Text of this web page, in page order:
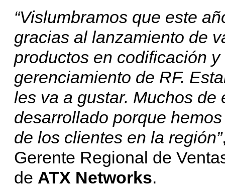
“Vislumbramos que este
gracias al lanzamiento de
productos en codificación
gerenciamiento de RF.
les va a gustar. Muchos
desarrollado porque
de los clientes en la región”
Gerente Regional de
de ATX Networks.